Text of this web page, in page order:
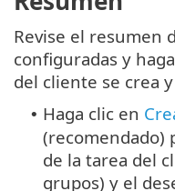
Revise el resumen
configuradas y
del cliente se crea
• Haga clic en
(recomendado)
de la tarea del
grupos) y el